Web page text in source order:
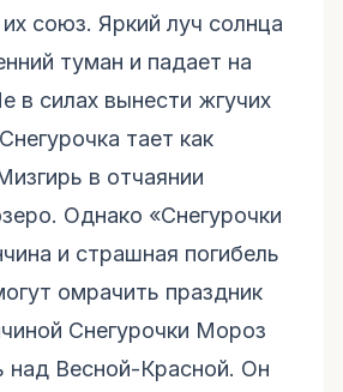
союз. Яркий луч солнца
туман и падает на
в силах вынести жгучих
тает как
в отчаянии
Однако «Снегурочки
и страшная погибель
омрачить праздник
Снегурочки Мороз
над Весной-Красной. Он